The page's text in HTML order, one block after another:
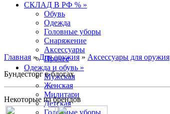
СКЛАД В РФ % »
Обувь
Одежда
Головные уборы
Снаряжение
Аксессуары
Прочее
Одежда и обувь »
Мужская
Женская
Милитари
Детская
Главная »Для оружия » Аксессуары для оружия
Бундесторг в блогах
Некоторые из брендов